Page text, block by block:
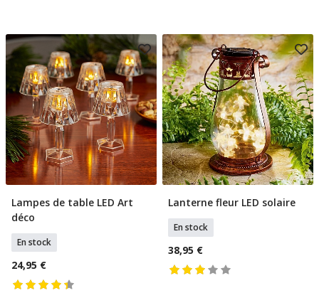
Ajouter Au Panier
Lampes de table LED Art
déco
En stock
24,95 €
Ajouter Au Panier
Lanterne fleur LED solaire
En stock
38,95 €